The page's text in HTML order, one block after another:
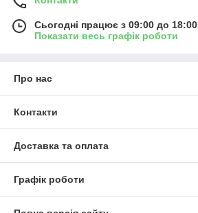
Сьогодні працює з 09:00 до 18:00
Показати весь графік роботи
Про нас
Контакти
Доставка та оплата
Графік роботи